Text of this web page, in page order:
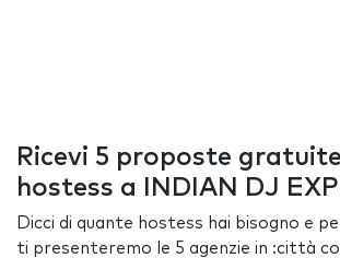
Ricevi 5 proposte
hostess a INDIAN DJ
Dicci di quante hostess hai bisogno e
ti presenteremo le 5 agenzie in :città